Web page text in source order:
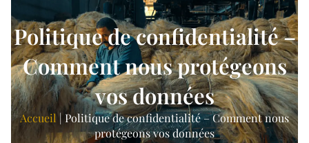
Politique de confidentialité –
Comment nous protégeons
vos données
Accueil| Politique de confidentialité – Comment nous
protégeons vos données